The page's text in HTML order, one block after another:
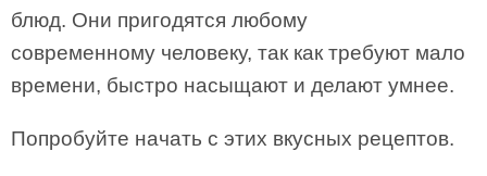
блюд. Они пригодятся любому
современному человеку, так как требуют мало
времени, быстро насыщают и делают умнее.
Попробуйте начать с этих вкусных рецептов.